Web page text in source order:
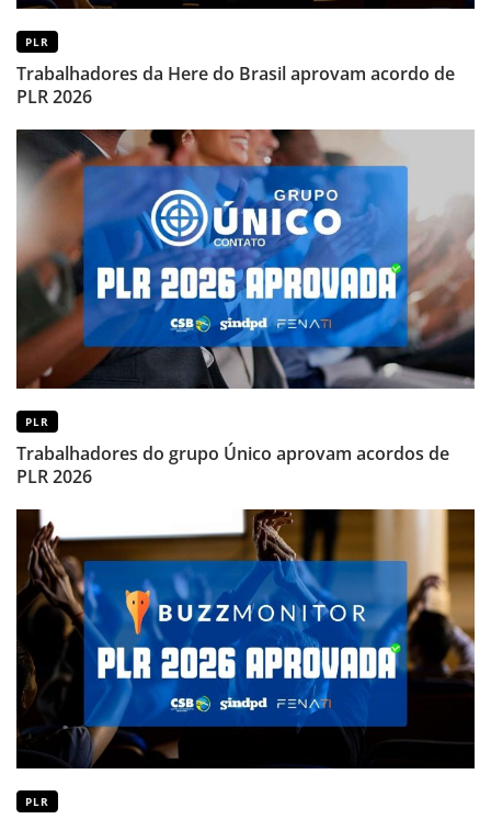
PLR
Trabalhadores da Here do Brasil aprovam acordo de
PLR 2026
PLR
Trabalhadores do grupo Único aprovam acordos de
PLR 2026
PLR